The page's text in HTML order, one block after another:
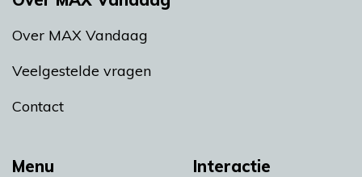
Menu Interactie
Over MAX Vandaag
Veelgestelde vragen
Contact